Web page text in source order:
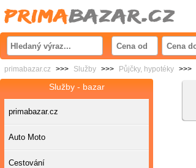
primabazar.cz >>> Služby >>> Půjčky, hypotéky >>>
Služby - bazar
primabazar.cz
Auto Moto
Cestování